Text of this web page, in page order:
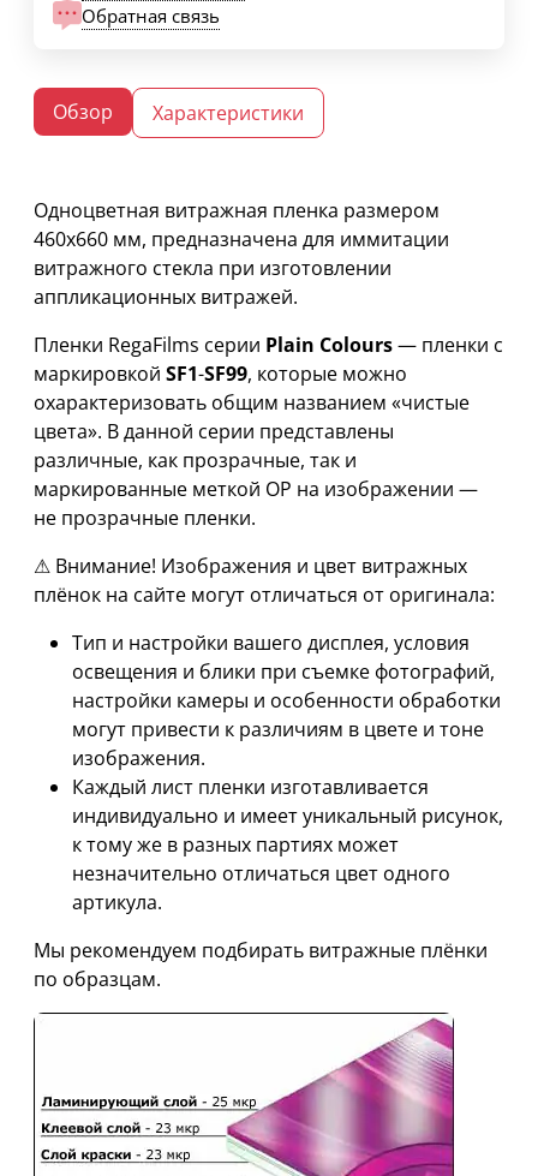
Обратная связь
Обзор Характеристики
Одноцветная витражная пленка размером
460х660 мм, предназначена для иммитации
витражного стекла при изготовлении
аппликационных витражей.
Пленки RegaFilms серии Plain Colours— пленки с
маркировкой SF1-SF99, которые можно
охарактеризовать общим названием «чистые
цвета». В данной серии представлены
различные, как прозрачные, так и
маркированные меткой OP на изображении —
не прозрачные пленки.
⚠ Внимание! Изображения и цвет витражных
плёнок на сайте могут отличаться от оригинала:
Тип и настройки вашего дисплея, условия
освещения и блики при съемке фотографий,
настройки камеры и особенности обработки
могут привести к различиям в цвете и тоне
изображения.
Каждый лист пленки изготавливается
индивидуально и имеет уникальный рисунок,
к тому же в разных партиях может
незначительно отличаться цвет одного
артикула.
Мы рекомендуем подбирать витражные плёнки
по образцам.